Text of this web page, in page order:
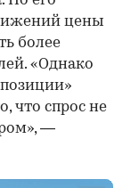
цены
более
«Однако
что спрос не
—